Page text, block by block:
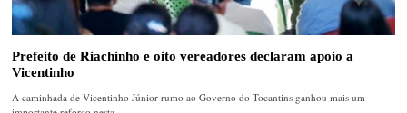
Prefeito de Riachinho e oito vereadores declaram apoio a
Vicentinho
A caminhada de Vicentinho Júnior rumo ao Governo do Tocantins ganhou mais um